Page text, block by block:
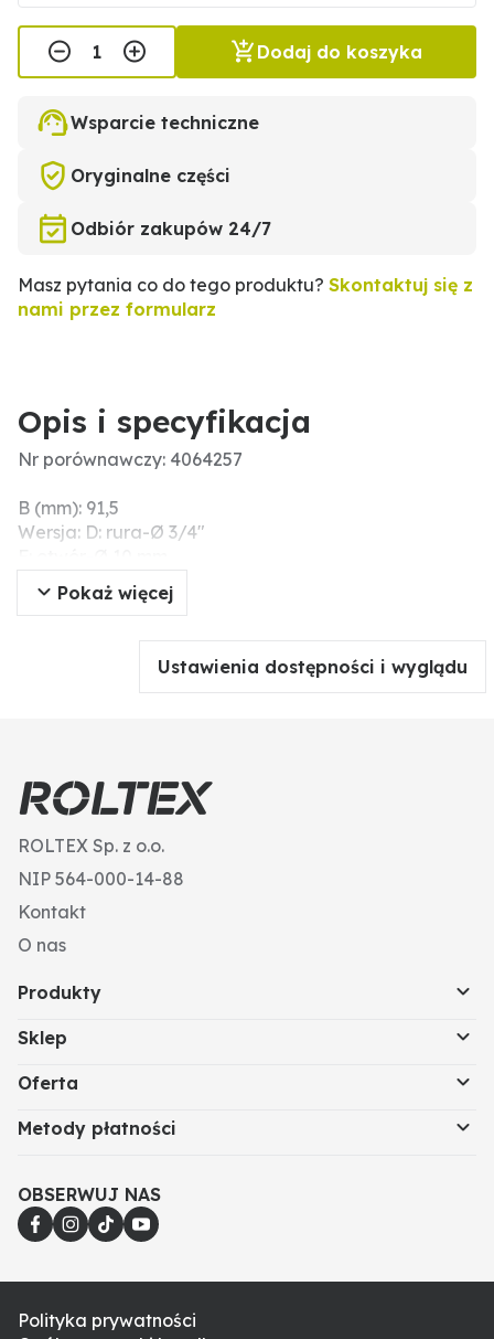
Dodaj do koszyka
Wsparcie techniczne
Oryginalne części
Odbiór zakupów 24/7
Masz pytania co do tego produktu? Skontaktuj się z
nami przez formularz
Opis i specyfikacja
Nr porównawczy: 4064257
B (mm): 91,5
Wersja: D: rura-Ø 3/4″
C (mm): 62
A (mm): 39,5
Pokaż więcej
Ustawienia dostępności i wyglądu
ROLTEX Sp. z o.o.
NIP 564-000-14-88
Kontakt
O nas
Produkty
Sklep
Oferta
Metody płatności
OBSERWUJ NAS
Polityka prywatności